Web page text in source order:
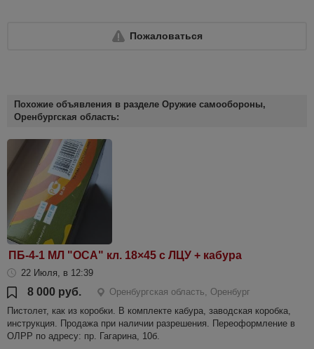
Пожаловаться
Похожие объявления в разделе Оружие самообороны,
Оренбургская область:
ПБ-4-1 МЛ "ОСА" кл. 18×45 с ЛЦУ + кабура
22 Июля, в 12:39
8 000 руб.
Оренбургская область, Оренбург
Пистолет, как из коробки. В комплекте кабура, заводская коробка,
инструкция. Продажа при наличии разрешения. Переоформление в
ОЛРР по адресу: пр. Гагарина, 10б.